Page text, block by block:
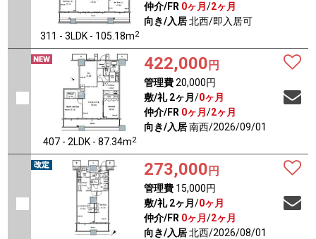
311 - 3LDK - 105.18m2
仲介/FR 0ヶ月 /2ヶ月
向き/入居北西/即入居可
407 - 2LDK - 87.34m2
422,000 円
管理費20,000円
敷/礼 2ヶ月 /0ヶ月
仲介/FR 0ヶ月 /2ヶ月
向き/入居南西/2026/09/01
273,000 円
管理費15,000円
敷/礼 2ヶ月 /0ヶ月
仲介/FR 0ヶ月 /2ヶ月
向き/入居北西/2026/08/01